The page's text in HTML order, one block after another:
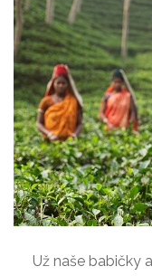
Už naše babičky